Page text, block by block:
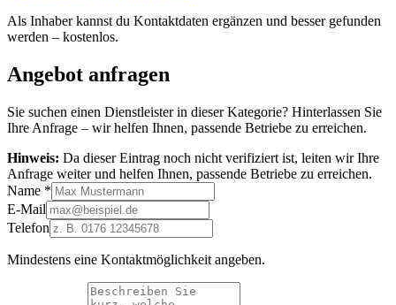
Als Inhaber kannst du Kontaktdaten ergänzen und besser gefunden
werden – kostenlos.
Angebot anfragen
Sie suchen einen Dienstleister in dieser Kategorie? Hinterlassen Sie
Ihre Anfrage – wir helfen Ihnen, passende Betriebe zu erreichen.
Hinweis: Da dieser Eintrag noch nicht verifiziert ist, leiten wir Ihre
Anfrage weiter und helfen Ihnen, passende Betriebe zu erreichen.
Name *
E-Mail
Telefon
Mindestens eine Kontaktmöglichkeit angeben.